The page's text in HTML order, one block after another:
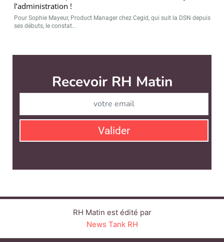
l’administration !
Pour Sophie Mayeur, Product Manager chez Cegid, qui suit la DSN depuis
ses débuts, le constat...
RH Matin est édité par
QUI SOMMES-NOUS ?
LINKEDINTWITTERFACEBOOK